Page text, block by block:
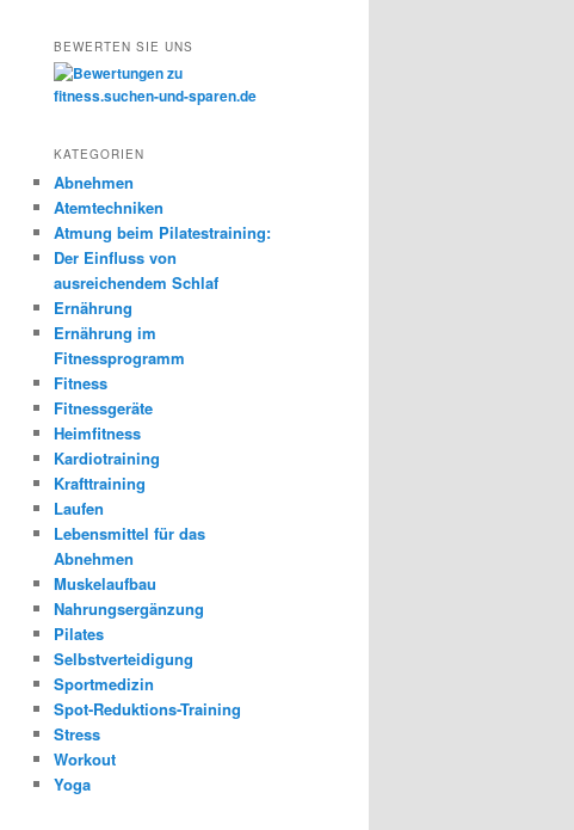
BEWERTEN SIE UNS
KATEGORIEN
Abnehmen
Atemtechniken
Atmung beim Pilatestraining:
Der Einfluss von
ausreichendem Schlaf
Ernährung
Ernährung im
Fitnessprogramm
Fitness
Fitnessgeräte
Heimfitness
Kardiotraining
Krafttraining
Laufen
Lebensmittel für das
Abnehmen
Muskelaufbau
Nahrungsergänzung
Pilates
Selbstverteidigung
Sportmedizin
Spot-Reduktions-Training
Stress
Workout
Yoga